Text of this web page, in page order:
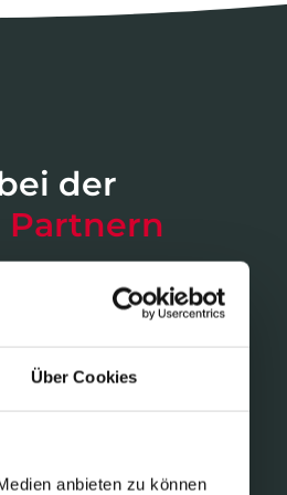
Über Cookies
anbieten zu können
der
mit Ihren
bei der
für die durchgängige